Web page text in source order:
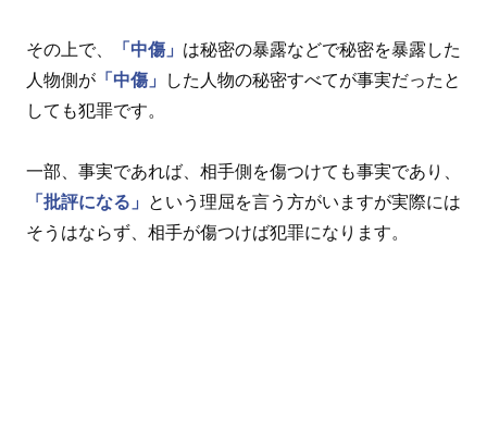
その上で、 「中傷」 は秘密の暴露などで秘密を暴露した
人物側が 「中傷」
した人物の秘密すべてが事実だったと
しても犯罪です。
一部、事実であれば、相手側を傷つけても事実であり、
「批評になる」
という理屈を言う方がいますが実際には
そうはならず、相手が傷つけば犯罪になります。